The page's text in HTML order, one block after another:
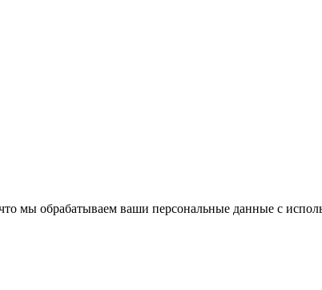
мы обрабатываем ваши персональные данные с